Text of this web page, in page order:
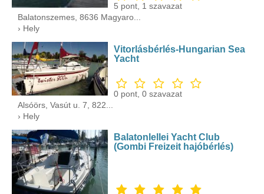
5 pont, 1 szavazat
Balatonszemes, 8636 Magyaro...
› Hely
Vitorlásbérlés-Hungarian Sea
Yacht
0 pont,0 szavazat
Alsóörs, Vasút u. 7, 822...
› Hely
Balatonlellei Yacht Club
(Gombi Freizeit hajóbérlés)